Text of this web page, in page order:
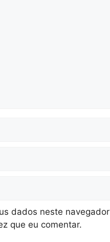
dados neste
que eu comentar.